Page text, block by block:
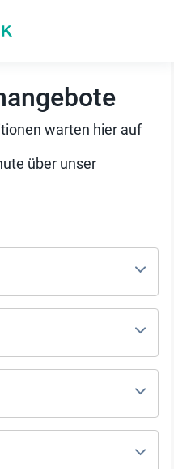
warten hier auf
über unser